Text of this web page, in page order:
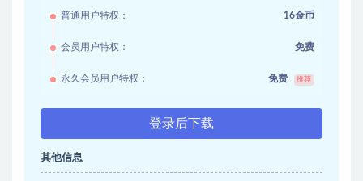
普通用户特权： 16金币
会员用户特权： 免费
永久会员用户特权： 免费 推荐
登录后下载
其他信息